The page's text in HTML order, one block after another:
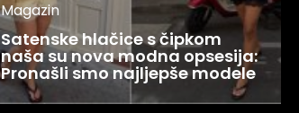
Magazin
Satenske hlačice s čipkom
naša su nova modna opsesija:
Pronašli smo najljepše modele